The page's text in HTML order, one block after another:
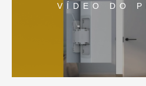
VÍDEO DO